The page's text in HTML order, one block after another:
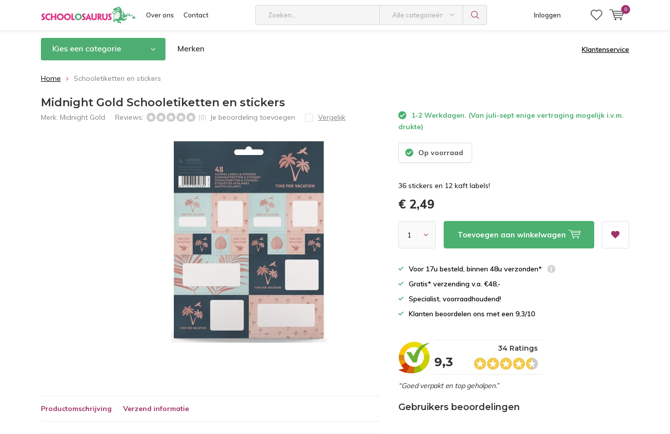
Over ons Contact Alle categorieën Inloggen
0
Kies een categorie Merken Klantenservice
Home Schooletiketten en stickers
Midnight Gold Schooletiketten en stickers
Merk: Midnight Gold Reviews: (0) Je beoordeling toevoegen Vergelijk
1-2 Werkdagen. (Van juli-sept enige vertraging mogelijk i.v.m.
drukte)
Op voorraad
36 stickers en 12 kaft labels!
€ 2,49
Toevoegen aan winkelwagen
Voor 17u besteld, binnen 48u verzonden*
Gratis* verzending v.a. €48,-
Specialist, voorraadhoudend!
Klanten beoordelen ons met een 9,3/10
9,3
34 Ratings
“Goed verpakt en top geholpen.”
Productomschrijving Verzend informatie Gebruikers beoordelingen